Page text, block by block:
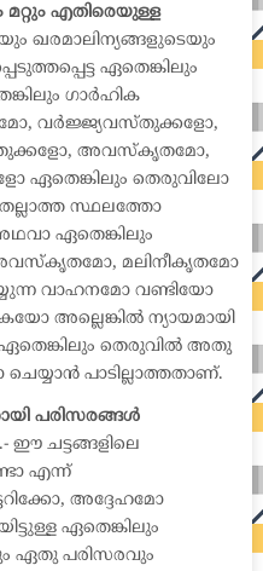
മറ്റും എതിരെയുള്ള
ഖരമാലിന്യങ്ങളുടെയും
ഏതെങ്കിലും
ഗാർഹിക
വർജ്ജ്യവസ്തുക്കളോ,
അവസ്കൃതമോ,
ഏതെങ്കിലും തെരുവിലോ
സ്ഥലത്തോ
ഏതെങ്കിലും
മലിനീകൃതമോ
വാഹനമോ വണ്ടിയോ
അല്ലെങ്കിൽ ന്യായമായി
തെരുവിൽ അതു
പാടില്ലാത്തതാണ്.
പരിസരങ്ങൾ
ഈ ചട്ടങ്ങളിലെ
എന്ന്
അദ്ദേഹമോ
ഏതെങ്കിലും
ഏതു പരിസരവും